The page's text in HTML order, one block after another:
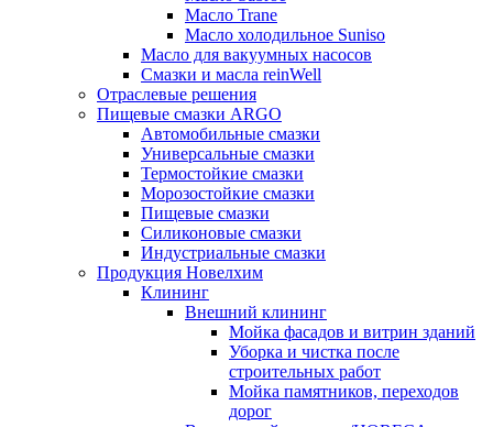
Масло Trane
Масло холодильное Suniso
Масло для вакуумных насосов
Смазки и масла reinWell
Отраслевые решения
Пищевые смазки ARGO
Автомобильные смазки
Универсальные смазки
Термостойкие смазки
Морозостойкие смазки
Пищевые смазки
Силиконовые смазки
Индустриальные смазки
Продукция Новелхим
Клининг
Внешний клининг
Мойка фасадов и витрин зданий
Уборка и чистка после
строительных работ
Мойка памятников, переходов
дорог